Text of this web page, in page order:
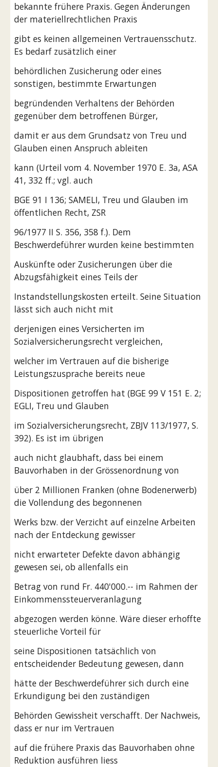
bekannte frühere Praxis. Gegen Änderungen
der materiellrechtlichen Praxis
gibt es keinen allgemeinen Vertrauensschutz.
Es bedarf zusätzlich einer
behördlichen Zusicherung oder eines
sonstigen, bestimmte Erwartungen
begründenden Verhaltens der Behörden
gegenüber dem betroffenen Bürger,
damit er aus dem Grundsatz von Treu und
Glauben einen Anspruch ableiten
kann (Urteil vom 4. November 1970 E. 3a, ASA
41, 332 ff.; vgl. auch
BGE 91 I 136; SAMELI, Treu und Glauben im
öffentlichen Recht, ZSR
96/1977 II S. 356, 358 f.). Dem
Beschwerdeführer wurden keine bestimmten
Auskünfte oder Zusicherungen über die
Abzugsfähigkeit eines Teils der
Instandstellungskosten erteilt. Seine Situation
lässt sich auch nicht mit
derjenigen eines Versicherten im
Sozialversicherungsrecht vergleichen,
welcher im Vertrauen auf die bisherige
Leistungszusprache bereits neue
Dispositionen getroffen hat (BGE 99 V 151 E. 2;
EGLI, Treu und Glauben
im Sozialversicherungsrecht, ZBJV 113/1977, S.
392). Es ist im übrigen
auch nicht glaubhaft, dass bei einem
Bauvorhaben in der Grössenordnung von
über 2 Millionen Franken (ohne Bodenerwerb)
die Vollendung des begonnenen
Werks bzw. der Verzicht auf einzelne Arbeiten
nach der Entdeckung gewisser
nicht erwarteter Defekte davon abhängig
gewesen sei, ob allenfalls ein
Betrag von rund Fr. 440'000.-- im Rahmen der
Einkommenssteuerveranlagung
abgezogen werden könne. Wäre dieser erhoffte
steuerliche Vorteil für
seine Dispositionen tatsächlich von
entscheidender Bedeutung gewesen, dann
hätte der Beschwerdeführer sich durch eine
Erkundigung bei den zuständigen
Behörden Gewissheit verschafft. Der Nachweis,
dass er nur im Vertrauen
auf die frühere Praxis das Bauvorhaben ohne
Reduktion ausführen liess